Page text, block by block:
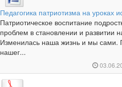
Педагогика патриотизма на уроках
Патриотическое воспитание
проблем в становлении и развитии
Изменилась наша жизнь и мы сами.
нашег...